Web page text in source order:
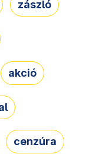
zászló
akció
cenzúra